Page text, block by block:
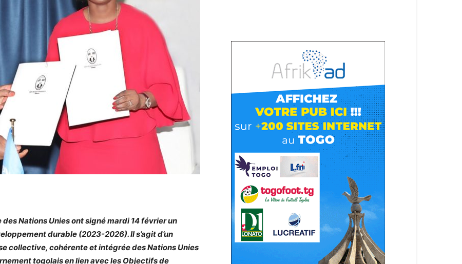
Nations Unies ont signé mardi 14 février un
durable (2023-2026). Il s’agit d’un
collective, cohérente et intégrée des Nations Unies
togolais en lien avec les Objectifs de